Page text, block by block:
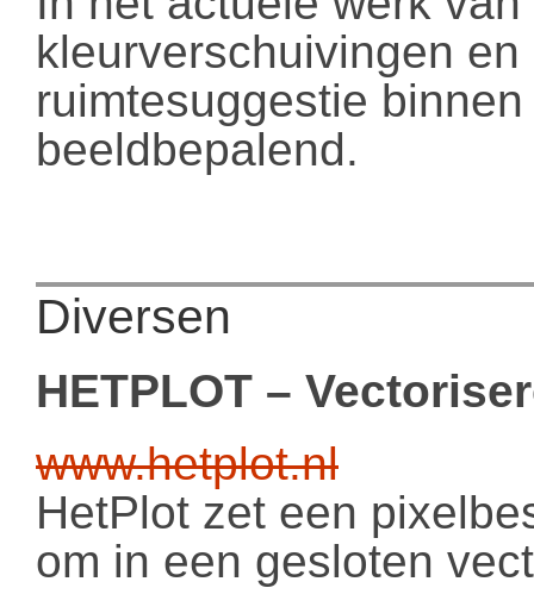
kleurverschuivingen
ruimtesuggestie
beeldbepalend.
Diversen
HETPLOT –
www.hetplot.nl
HetPlot zet een
om in een gesloten